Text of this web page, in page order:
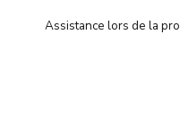
Assistance lors de la